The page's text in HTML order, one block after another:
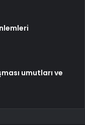
umutları ve